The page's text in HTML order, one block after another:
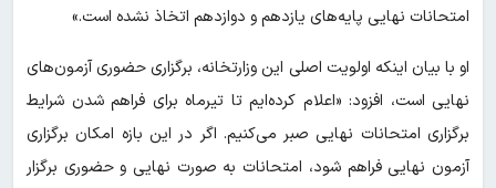
امتحانات نهایی پایه‌های یازدهم و دوازدهم اتخاذ نشده است.»
او با بیان اینکه اولویت اصلی این وزارتخانه، برگزاری حضوری آزمون‌های
نهایی است، افزود: «اعلام کرده‌ایم تا تیرماه برای فراهم شدن شرایط
برگزاری امتحانات نهایی صبر می‌کنیم. اگر در این بازه امکان برگزاری
آزمون نهایی فراهم شود، امتحانات به صورت نهایی و حضوری برگزار